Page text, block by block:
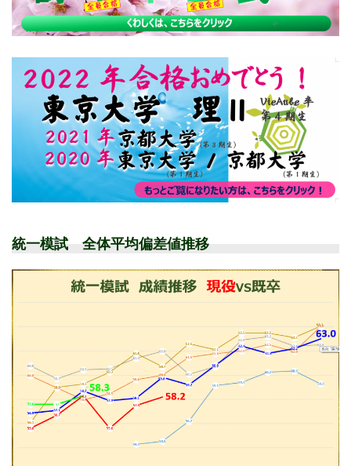
統一模試 全体平均偏差値推移